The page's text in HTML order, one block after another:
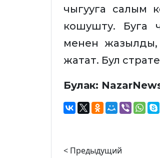
чыгууга салым
кошушту. Буга
менен
жатат. Бул
Булак:
< Предыдущий